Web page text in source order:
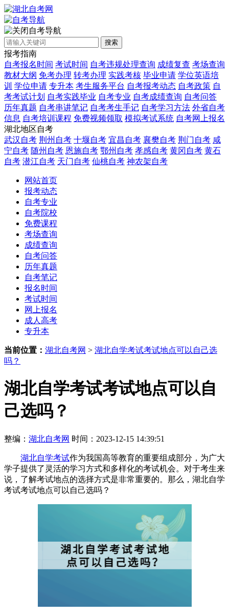
自考导航
搜索
报考指南
自考报名时间 考试时间 自考违规处理查询 成绩复查 考场查询
教材大纲 免考办理 转考办理 实践考核 毕业申请 学位英语培
训 学位申请 专升本 考生服务平台 自考报考动态 自考政策 自
考考试计划 自考实践毕业 自考专业 自考成绩查询 自考问答
历年真题 自考串讲笔记 自考考生手记 自考学习方法 外省自考
信息 自考培训课程 免费视频领取 模拟考试系统 自考网上报名
湖北地区自考
武汉自考 荆州自考 十堰自考 宜昌自考 襄樊自考 荆门自考 咸
宁自考 随州自考 恩施自考 鄂州自考 孝感自考 黄冈自考 黄石
自考 潜江自考 天门自考 仙桃自考 神农架自考
网站首页
报考动态
自考专业
自考院校
免费课程
考场查询
成绩查询
自考问答
历年真题
自考笔记
报名时间
考试时间
网上报名
成人高考
专升本
当前位置： 湖北自考网 > 湖北自学考试考试地点可以自己选
吗？
湖北自学考试考试地点可以自
己选吗？
整编： 湖北自考网 时间：2023-12-15 14:39:51
湖北自学考试作为我国高等教育的重要组成部分，为广大
学子提供了灵活的学习方式和多样化的考试机会。对于考生来
说，了解考试地点的选择方式是非常重要的。那么，湖北自学
考试考试地点可以自己选吗？